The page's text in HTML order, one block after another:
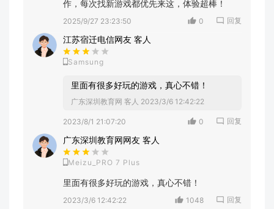
作，每次找新游戏都优先来这，体验超棒！
2025/9/27 23:23:50 0 回复
江苏宿迁电信网友 客人
Samsung
里面有很多好玩的游戏，真心不错！
广东深圳教育网 客人 2023/3/6 12:42:22
2023/8/1 21:07:20 0 回复
广东深圳教育网网友 客人
Meizu_PRO 7 Plus
里面有很多好玩的游戏，真心不错！
2023/3/6 12:42:22 1048 回复